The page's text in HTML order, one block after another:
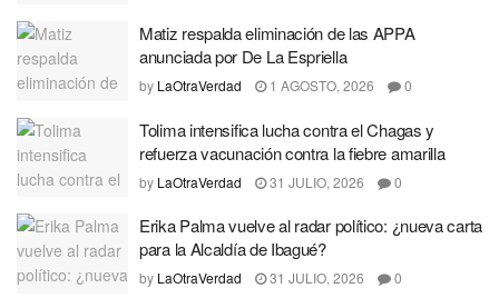
Matiz respalda eliminación de las APPA
anunciada por De La Espriella
by LaOtraVerdad 1 AGOSTO, 2026 0
Tolima intensifica lucha contra el Chagas y
refuerza vacunación contra la fiebre amarilla
by LaOtraVerdad 31 JULIO, 2026 0
Erika Palma vuelve al radar político: ¿nueva carta
para la Alcaldía de Ibagué?
by LaOtraVerdad 31 JULIO, 2026 0